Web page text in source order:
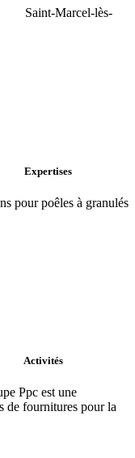
Saint-Marcel-lès-
Expertises
pour poêles à granulés
Activités
Ppc est une
de fournitures pour la